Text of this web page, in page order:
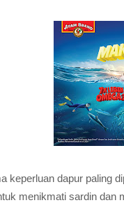
keperluan dapur paling
menikmati sardin